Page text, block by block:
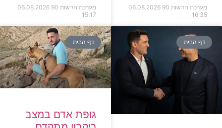
מערכת חדשות 90
06.08.2026
16:35
מערכת חדשות 90
06.08.2026
15:17
דף הבית דף הבית
גופת אדם במצב